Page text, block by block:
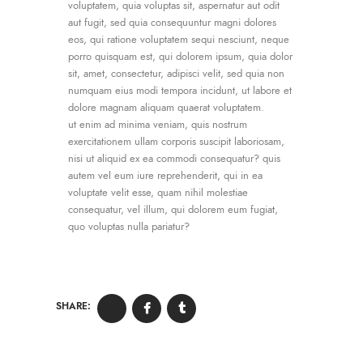
voluptatem, quia voluptas sit, aspernatur aut odit
aut fugit, sed quia consequuntur magni dolores
eos, qui ratione voluptatem sequi nesciunt, neque
porro quisquam est, qui dolorem ipsum, quia dolor
sit, amet, consectetur, adipisci velit, sed quia non
numquam eius modi tempora incidunt, ut labore et
dolore magnam aliquam quaerat voluptatem.
ut enim ad minima veniam, quis nostrum
exercitationem ullam corporis suscipit laboriosam,
nisi ut aliquid ex ea commodi consequatur? quis
autem vel eum iure reprehenderit, qui in ea
voluptate velit esse, quam nihil molestiae
consequatur, vel illum, qui dolorem eum fugiat,
quo voluptas nulla pariatur?
SHARE: